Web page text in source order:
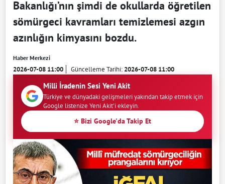
Bakanlığı’nın şimdi de okullarda öğretilen
sömürgeci kavramları temizlemesi azgın
azınlığın kimyasını bozdu.
Haber Merkezi
2026-07-08 11:00 Güncelleme Tarihi:2026-07-08 11:00
Milli İradenin Sesi Yeni Akit
Türkiye ve dünyadaki gelişmeleri yakından takip etmek için
Google listenize Yeni Akit'i ekleyin.
⭐ Bizi Google'da Takip Et